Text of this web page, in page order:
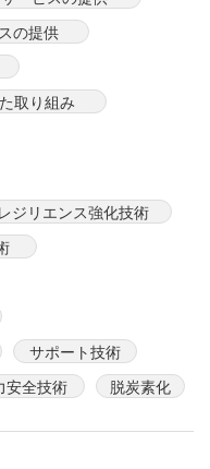
の提供
取り組み
ジリエンス強化技術
サポート技術
安全技術 脱炭素化